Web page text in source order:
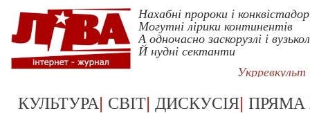
Нахабні пророки і
Могутні лірики континентів
А одночасно заскорузлі і
Й нудні сектанти
КУЛЬТУРА| СВІТ| ДИСКУСІЯ| ПРЯМА